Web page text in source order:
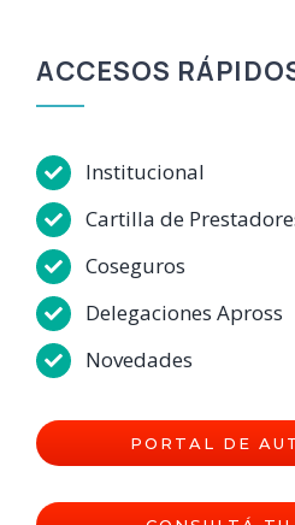
ACCESOS
Institucional
Cartilla de
Coseguros
Delegaciones Apross
Novedades
PORTAL DE